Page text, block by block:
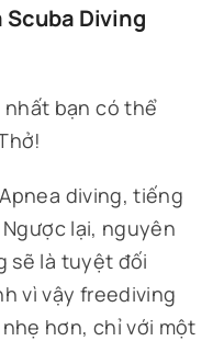
Scuba Diving
nhất bạn có thể
diving, tiếng
lại, nguyên
sẽ là tuyệt đối
vì vậy freediving
hơn, chỉ với một